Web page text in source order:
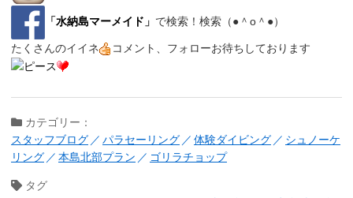
「水納島マーメイド 」 で検索！検索（●＾o＾●）
たくさんのイイネ コメント、フォローお待ちしております
カテゴリー：
スタッフブログ
パラセーリング 体験ダイビング
シュノーケ
リング
本島北部プラン ゴリラチョップ
タグ